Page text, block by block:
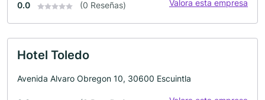
0.0 (0 Reseñas) Valora esta empresa
Hotel Toledo
Avenida Alvaro Obregon 10, 30600 Escuintla